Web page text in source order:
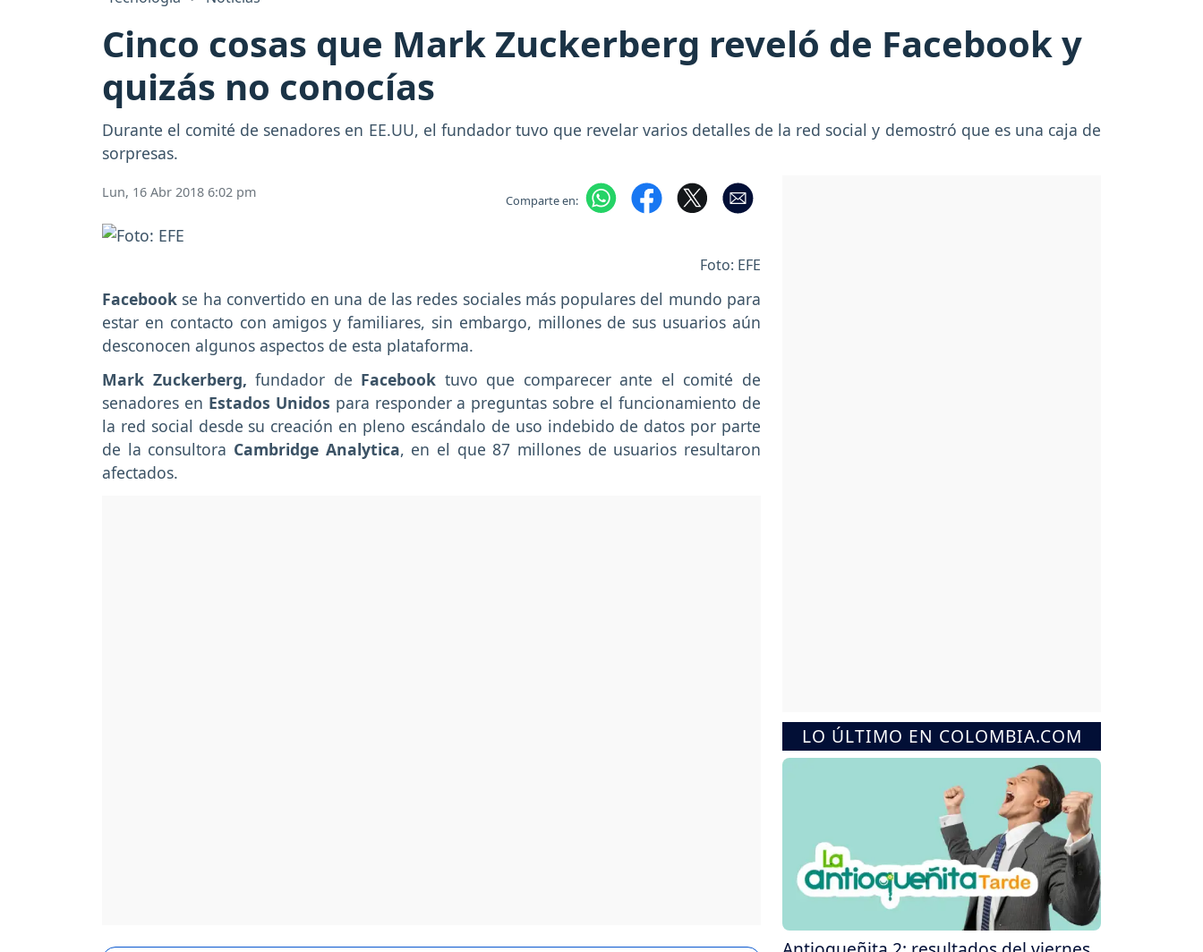
Cinco cosas que Mark Zuckerberg reveló de Facebook y
quizás no conocías
Durante el comité de senadores en EE.UU, el fundador tuvo que revelar varios detalles de la red social y demostró que es una caja de
sorpresas.
Lun, 16 Abr 2018 6:02 pm Comparte en:
Foto: EFE
Facebook se ha convertido en una de las redes sociales más populares del mundo para
estar en contacto con amigos y familiares, sin embargo, millones de sus usuarios aún
desconocen algunos aspectos de esta plataforma.
Mark Zuckerberg, fundador de Facebook tuvo que comparecer ante el comité de
senadores en Estados Unidos para responder a preguntas sobre el funcionamiento de
la red social desde su creación en pleno escándalo de uso indebido de datos por parte
de la consultora Cambridge Analytica, en el que 87 millones de usuarios resultaron
afectados.
LO ÚLTIMO EN COLOMBIA.COM